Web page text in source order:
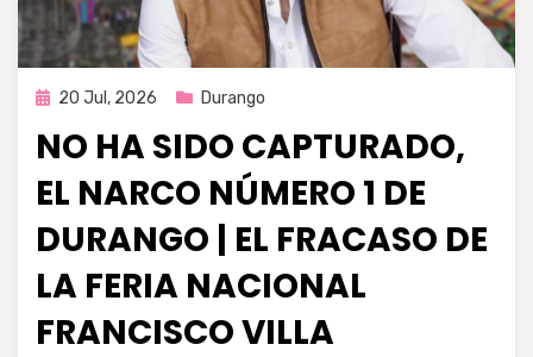
Publicada
20 Jul, 2026 Durango
NO HA SIDO CAPTURADO,
EL NARCO NÚMERO 1 DE
DURANGO | EL FRACASO DE
LA FERIA NACIONAL
FRANCISCO VILLA